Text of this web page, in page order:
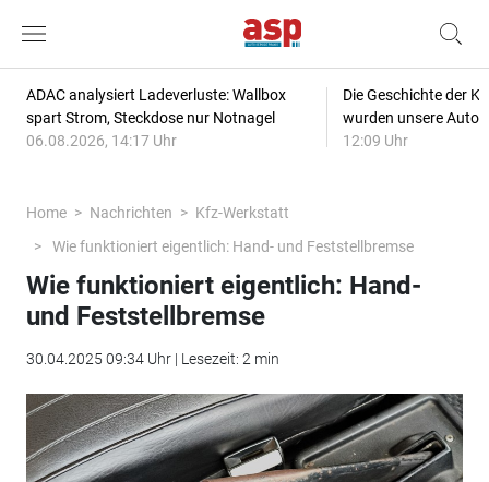
ADAC analysiert Ladeverluste: Wallbox
spart Strom, Steckdose nur Notnagel
06.08.2026, 14:17 Uhr
Die Geschichte der
wurden unsere
12:09 Uhr
Home Nachrichten
Kfz-Werkstatt
Wie funktioniert eigentlich: Hand- und Feststellbremse
Wie funktioniert eigentlich: Hand-
und Feststellbremse
30.04.2025 09:34 Uhr | Lesezeit: 2 min